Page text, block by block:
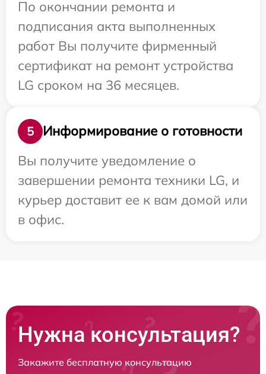
По окончании ремонта и
подписания акта выполненных
работ Вы получите фирменный
сертификат на ремонт устройства
LG сроком на 36 месяцев.
5
Информирование о готовности
Вы получите уведомление о
завершении ремонта техники LG, и
курьер доставит ее к вам домой или
в офис.
Нужна консультация?
Закажите бесплатную консультацию